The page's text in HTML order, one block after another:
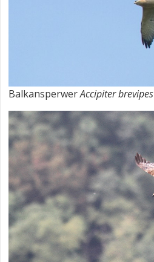
BalkansperwerAccipiter brevipes